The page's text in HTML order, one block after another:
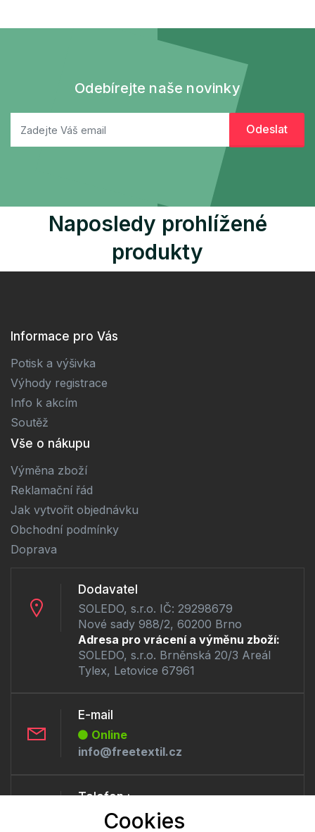
Odebírejte naše novinky
Naposledy prohlížené
produkty
Informace pro Vás
Potisk a výšivka
Výhody registrace
Info k akcím
Soutěž
Vše o nákupu
Výměna zboží
Reklamační řád
Jak vytvořit objednávku
Obchodní podmínky
Doprava
Dodavatel
SOLEDO, s.r.o. IČ: 29298679
Nové sady 988/2, 60200 Brno
Adresa pro vrácení a výměnu zboží:
SOLEDO, s.r.o. Brněnská 20/3 Areál
Tylex, Letovice 67961
E-mail
Online
info@freetextil.cz
Telefon :
Offline
Cookies